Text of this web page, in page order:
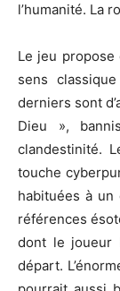
l’humanité. La
Le jeu propose
sens
derniers sont
Dieu »,
clandestinité.
touche
habituées à un
références
dont le joueur
départ.